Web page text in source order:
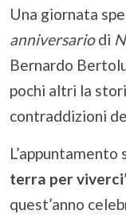
Una giornata
anniversariodi
Bernardo
pochi altri la
contraddizioni
terra per
quest’anno